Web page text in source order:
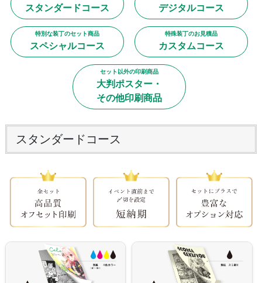
スタンダードコース デジタルコース
特別な装丁のセット商品
スペシャルコース
特殊装丁のお見積品
カスタムコース
セット以外の印刷商品
大判ポスター・
その他印刷商品
スタンダードコース